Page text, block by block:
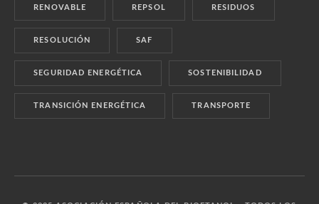
RENOVABLE REPSOL RESIDUOS
RESOLUCIÓN SAF
SEGURIDAD ENERGÉTICA SOSTENIBILIDAD
TRANSICIÓN ENERGÉTICA TRANSPORTE